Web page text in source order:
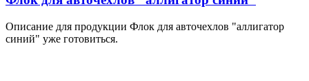
Описание для продукции Флок для авточехлов "аллигатор
синий" уже готовиться.